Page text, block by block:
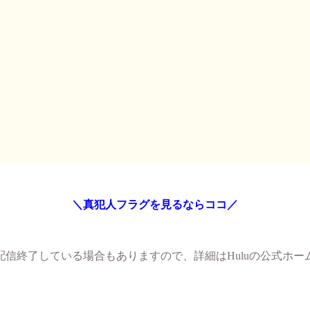
＼真犯人フラグを見るならココ／
終了している場合もありますので、詳細はHuluの公式ホー